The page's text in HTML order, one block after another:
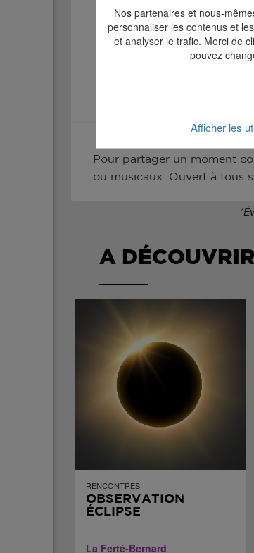
Nos partenaires et nous-
personnaliser les contenus et
et analyser le trafic. Merci de
pouvez
Afficher les
Pour partager un moment
ou musicaux. Ouvert à tous
A
RENCONTRES
OBSERVATION
ÉCLIPSE
La Ferté-Bernard